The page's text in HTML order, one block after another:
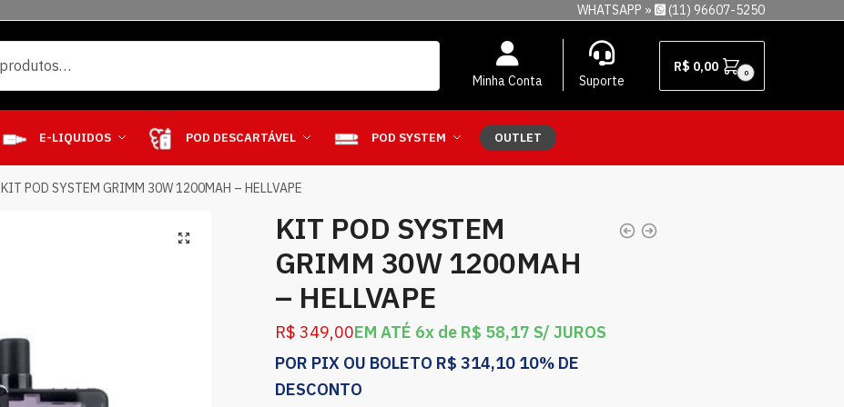
WHATSAPP » (11) 96607-5250
Minha Conta Suporte
R$ 0,00 0
E-LIQUIDOS POD DESCARTÁVEL POD SYSTEM OUTLET
KIT POD SYSTEM GRIMM 30W 1200MAH – HELLVAPE
KIT POD SYSTEM
GRIMM 30W 1200MAH
– HELLVAPE
R$ 349,00EM ATÉ 6x de R$ 58,17 S/ JUROS
POR PIX OU BOLETO R$ 314,10 10% DE
DESCONTO